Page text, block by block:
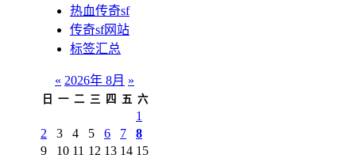
热血传奇sf
传奇sf网站
标签汇总
« 2026年 8月 »
日 一 二 三 四 五 六
1
2
3 4 5 6 7
8
9
10 11 12 13 14 15